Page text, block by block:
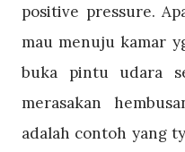
positive pressure.
mau menuju kamar
buka pintu udara
merasakan
adalah contoh yang